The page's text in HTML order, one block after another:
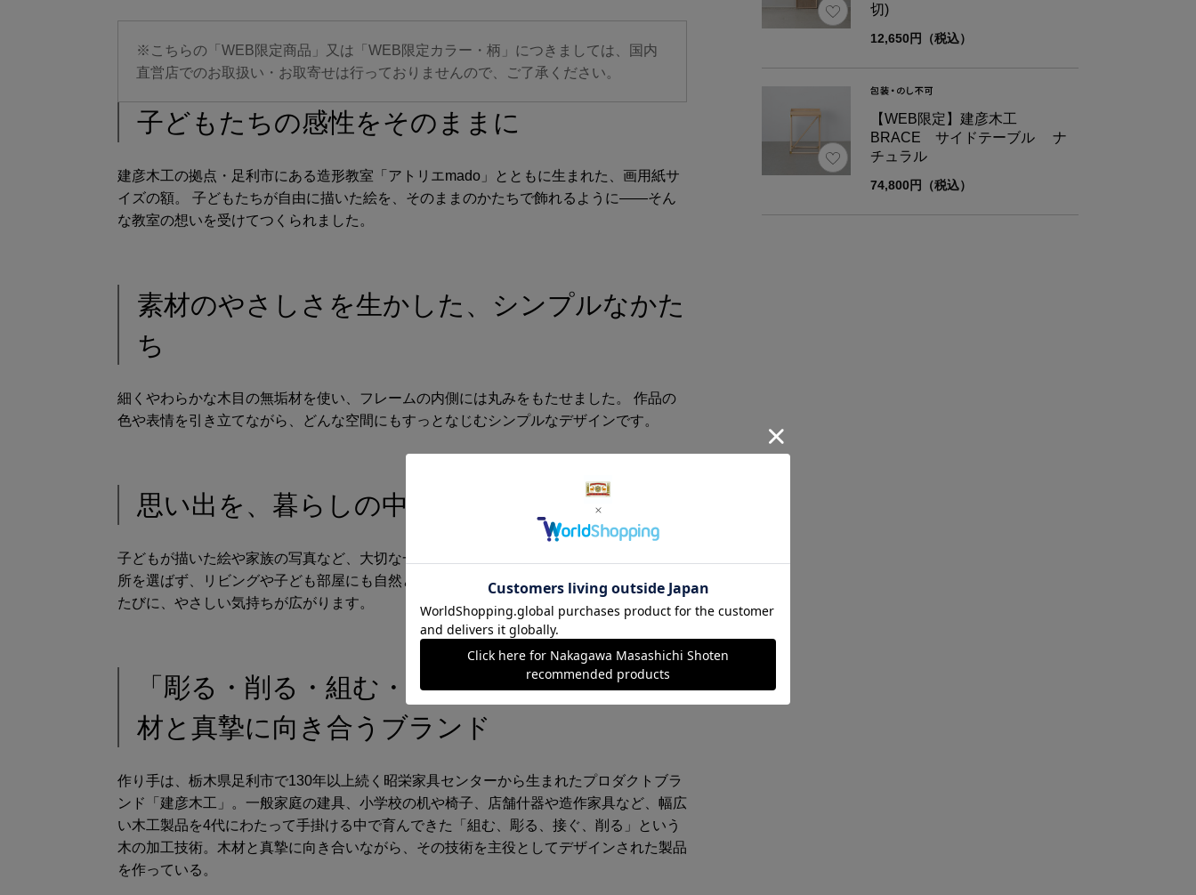
※こちらの「WEB限定商品」又は「WEB限定カラー・柄」につきましては、国内
直営店でのお取扱い・お取寄せは行っておりませんので、ご了承ください。
子どもたちの感性をそのままに
建彦木工の拠点・足利市にある造形教室「アトリエmado」とともに生まれた、画用紙サ
イズの額。 子どもたちが自由に描いた絵を、そのままのかたちで飾れるように――そん
な教室の想いを受けてつくられました。
素材のやさしさを生かした、シンプルなかた
ち
細くやわらかな木目の無垢材を使い、フレームの内側には丸みをもたせました。 作品の
色や表情を引き立てながら、どんな空間にもすっとなじむシンプルなデザインです。
思い出を、暮らしの中に飾って
子どもが描いた絵や家族の写真など、大切な一枚を気軽に飾れる無垢の木の額。 飾る場
所を選ばず、リビングや子ども部屋にも自然と溶け込みます。 日々の中でふと目にする
たびに、やさしい気持ちが広がります。
「彫る・削る・組む・接ぐ」技術を磨き、木
材と真摯に向き合うブランド
作り手は、栃木県足利市で130年以上続く昭栄家具センターから生まれたプロダクトブラ
ンド「建彦木工」。一般家庭の建具、小学校の机や椅子、店舗什器や造作家具など、幅広
い木工製品を4代にわたって手掛ける中で育んできた「組む、彫る、接ぐ、削る」という
木の加工技術。木材と真摯に向き合いながら、その技術を主役としてデザインされた製品
を作っている。
商品サイズ
サイズ 幅
40.0
切)
12,650円（税込）
【WEB限定】建彦木工
BRACE サイドテーブル ナ
チュラル
74,800円（税込）